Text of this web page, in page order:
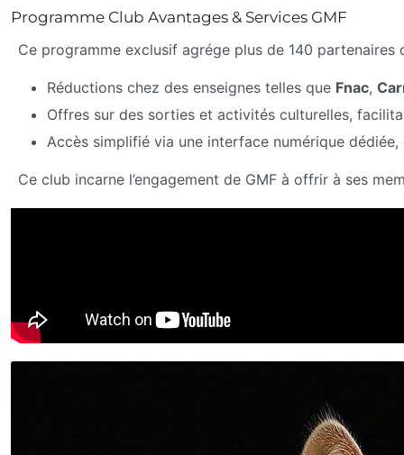
Programme Club Avantages & Services GMF
Ce programme exclusif agrége plus de 140
Réductions chez des enseignes telles que Fnac,
Offres sur des sorties et activités culturelles,
Accès simplifié via une interface numérique
Ce club incarne l’engagement de GMF à offrir à ses